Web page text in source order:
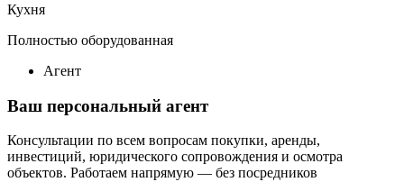
Кухня
Полностью оборудованная
Агент
Ваш персональный агент
Консультации по всем вопросам покупки, аренды,
инвестиций, юридического сопровождения и осмотра
объектов. Работаем напрямую — без посредников